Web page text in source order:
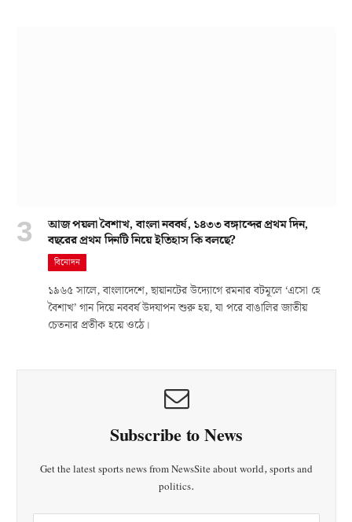
আজ পয়লা বৈশাখ, বাংলা নববর্ষ, ১৪৩৩ বঙ্গাব্দের প্রথম দিন,
বছরের প্রথম দিনটি নিয়ে ইতিহাস কি বলছে?
বিনোদন
১৯৬৫ সালে, বাংলাদেশে, ছায়ানটের উদ্যোগে রমনার বটমূলে ‘এসো হে
বৈশাখ’ গান দিয়ে নববর্ষ উদযাপন শুরু হয়, যা পরে বাঙালির জাতীয়
চেতনার প্রতীক হয়ে ওঠে।
Subscribe to News
Get the latest sports news from NewsSite about world, sports and
politics.